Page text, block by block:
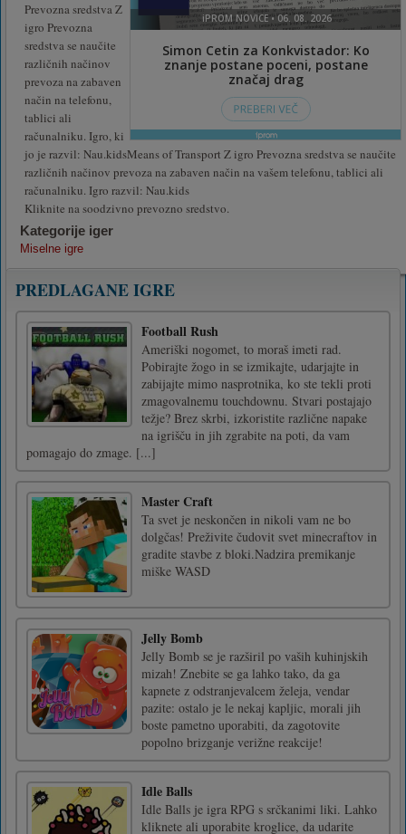
Prevozna sredstva Z
igro Prevozna
sredstva se naučite
različnih načinov
prevoza na zabaven
način na telefonu,
tablici ali
računalniku. Igro, ki
jo je razvil: Nau.kidsMeans of Transport Z igro Prevozna sredstva se naučite
različnih načinov prevoza na zabaven način na vašem telefonu, tablici ali
računalniku. Igro razvil: Nau.kids
Kliknite na soodzivno prevozno sredstvo.
Kategorije iger
Miselne igre
PREDLAGANE IGRE
Football Rush
Ameriški nogomet, to moraš imeti rad.
Pobirajte žogo in se izmikajte, udarjajte in
zabijajte mimo nasprotnika, ko ste tekli proti
zmagovalnemu touchdownu. Stvari postajajo
težje? Brez skrbi, izkoristite različne napake
na igrišču in jih zgrabite na poti, da vam
pomagajo do zmage. [...]
Master Craft
Ta svet je neskončen in nikoli vam ne bo
dolgčas! Preživite čudovit svet minecraftov in
gradite stavbe z bloki.Nadzira premikanje
miške WASD
Jelly Bomb
Jelly Bomb se je razširil po vaših kuhinjskih
mizah! Znebite se ga lahko tako, da ga
kapnete z odstranjevalcem želeja, vendar
pazite: ostalo je le nekaj kapljic, morali jih
boste pametno uporabiti, da zagotovite
popolno brizganje verižne reakcije!
Idle Balls
Idle Balls je igra RPG s srčkanimi liki. Lahko
kliknete ali uporabite kroglice, da udarite